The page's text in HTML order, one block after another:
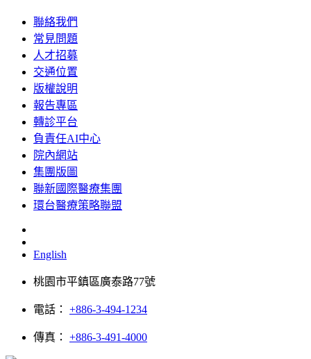
聯絡我們
常見問題
人才招募
交通位置
版權說明
報告專區
轉診平台
負責任AI中心
院內網站
集團版圖
聯新國際醫療集團
環台醫療策略聯盟
English
桃園市平鎮區廣泰路77號
電話： +886-3-494-1234
傳真： +886-3-491-4000